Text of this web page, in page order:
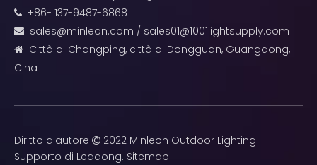
 +86- 137-9487-6868
 sales@minleon.com / sales01@1001lightsupply.com

Città di Changping, città di Dongguan, Guangdong,
Cina
Diritto d'autore  2022 Minleon Outdoor Lighting
Supporto di Leadong. Sitemap